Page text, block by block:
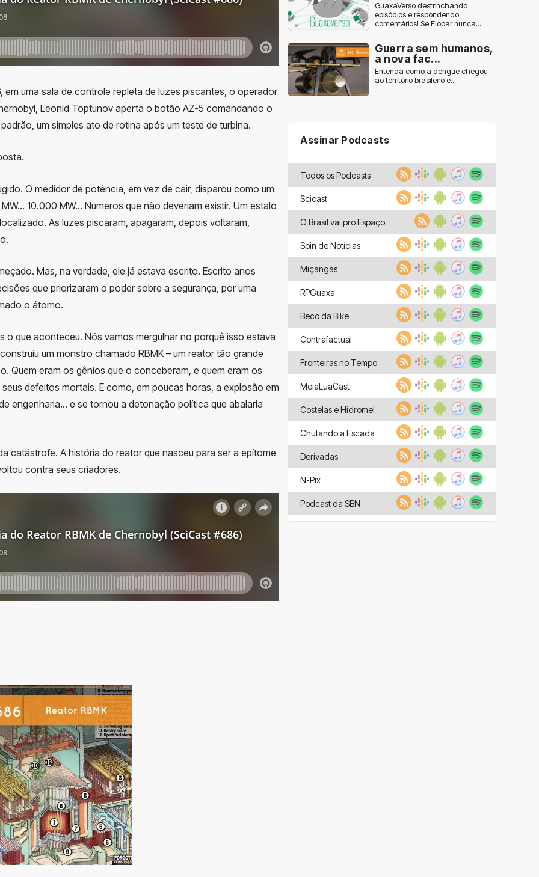
em uma sala de controle repleta de luzes piscantes, o operador
Leonid Toptunov aperta o botão AZ-5 comandando o
um simples ato de rotina após um teste de turbina.
O medidor de potência, em vez de cair, disparou como um
10.000 MW… Números que não deveriam existir. Um estalo
As luzes piscaram, apagaram, depois voltaram,
Mas, na verdade, ele já estava escrito. Escrito anos
que priorizaram o poder sobre a segurança, por uma
o átomo.
que aconteceu. Nós vamos mergulhar no porquê isso estava
um monstro chamado RBMK – um reator tão grande
Quem eram os gênios que o conceberam, e quem eram os
defeitos mortais. E como, em poucas horas, a explosão em
engenharia… e se tornou a detonação política que abalaria
catástrofe. A história do reator que nasceu para ser a epítome
contra seus criadores.
GuaxaVerso destrinchando
episódios e respondendo
comentários! Se Flopar nunca...
Guerra sem humanos,
a nova fac...
Entenda como a dengue chegou
ao território brasileiro e...
Assinar Podcasts
Todos os Podcasts
Scicast
O Brasil vai pro Espaço
Spin de Notícias
Miçangas
RPGuaxa
Beco da Bike
Contrafactual
Fronteiras no Tempo
MeiaLuaCast
Costelas e Hidromel
Chutando a Escada
Derivadas
N-Pix
Podcast da SBN